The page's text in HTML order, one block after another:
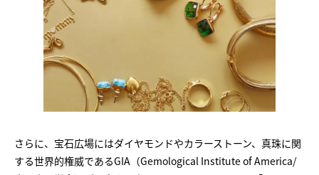
さらに、宝石広場にはダイヤモンドやカラーストーン、真珠に関
する世界的権威であるGIA（Gemological Institute of America/